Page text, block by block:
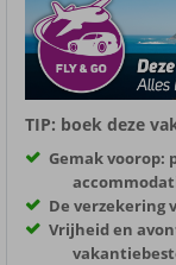
TIP: boek deze
Gemak voorop:
De verzekering
Vrijheid en